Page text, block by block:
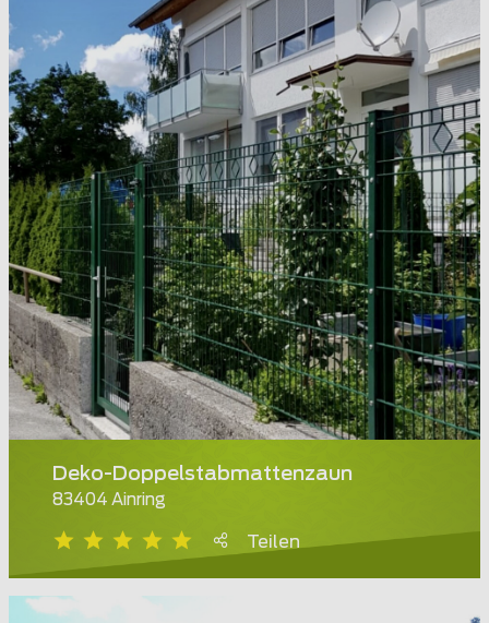
Deko-Doppelstabmattenzaun
83404 Ainring
Teilen